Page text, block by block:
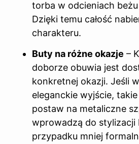
torba w odcieniach
Dzięki temu całość
charakteru.
Buty na różne okazje –
doborze obuwia jest
konkretnej okazji. Jeśli
eleganckie wyjście,
postaw na metaliczne
wprowadzą do stylizacji
przypadku mniej